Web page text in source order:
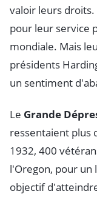
valoir leurs
pour leur service
mondiale. Mais
présidents
un sentiment
Le Grande
ressentaient plus
1932, 400
l'Oregon, pour un
objectif